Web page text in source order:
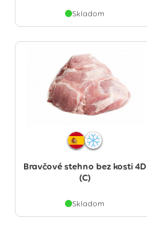
Skladom
Bravčové stehno bez kosti 4D
(C)
Skladom